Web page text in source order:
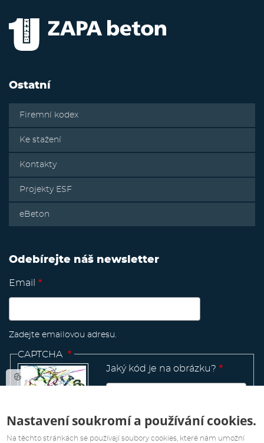
Ostatní
Firemní kodex
Ke stažení
Kontakty
Projekty ESF
eBeton
Odebírejte náš newsletter
Email
Zadejte emailovou adresu.
CAPTCHA
Jaký kód je na obrázku?
Manage
existing
Nastavení soukromí a používání cookies.
Na těchto stránkách se používají soubory cookies, které nám umožní